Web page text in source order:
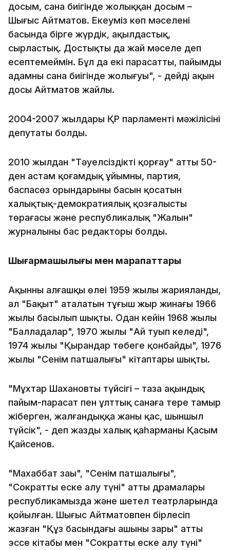
досым, сана биігінде жолыққан досым –
Шыңғыс Айтматов. Екеуміз көп мәселенің
басында бірге жүрдік, ақылдастық,
сырластық. Достықты да жай мәселе деп
есептемеймін. Бұл да екі парасатты, пайымды
адамның сана биігінде жолығуы", - дейді ақын
досы Айтматов жайлы.
2004-2007 жылдары ҚР парламенті мәжілісінің
депутаты болды.
2010 жылдан "Тәуелсіздікті қорғау" атты 50-
ден астам қоғамдық ұйымның, партия,
баспасөз орындарының басын қосатын
халықтық-демократиялық қозғалыстың
төрағасы және республикалық "Жалын"
журналының бас редакторы болды.
Шығармашылығы мен марапаттары
Ақынның алғашқы өлеңі 1959 жылы жарияланды,
ал "Бақыт" аталатын тұңғыш жыр жинағы 1966
жылы басылып шықты. Одан кейін 1968 жылы
"Балладалар", 1970 жылы "Ай туып келеді",
1974 жылы "Қырандар төбеге қонбайды", 1976
жылы "Сенім патшалығы" кітаптары шықты.
"Мұхтар Шахановтың түйсігі – таза ақындық
пайым-парасат пен ұлттық санаға терең тамыр
жіберген, жалғандыққа жаны қас, шыншыл
түйсік", - деп жазды халық қаһарманы Қасым
Қайсенов.
"Махаббат заңы", "Сенім патшалығы",
"Сократты еске алу түні" атты драмалары
республикамызда және шетел театрларында
қойылған. Шыңғыс Айтматовпен бірлесіп
жазған "Құз басындағы аңшының зары" атты
эссе кітабы мен "Сократты еске алу түні"